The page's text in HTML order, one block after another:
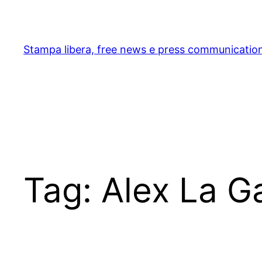
content
Stampa libera, free news e press
Tag: Alex La